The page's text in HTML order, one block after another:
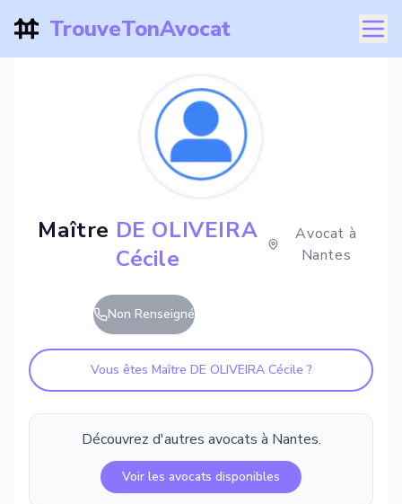
TrouveTonAvocat
Maître DE OLIVEIRA
Cécile
Avocat à
Nantes
Non Renseigné
Vous êtes Maître DE OLIVEIRA Cécile ?
Découvrez d'autres avocats à Nantes.
Voir les avocats disponibles